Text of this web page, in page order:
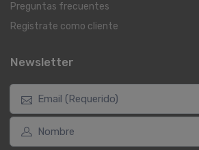
Preguntas frecuentes
Registrate como cliente
Newsletter